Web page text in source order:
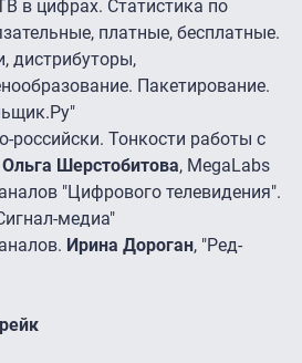
в цифрах. Статистика по
платные, бесплатные.
дистрибуторы,
Пакетирование.
российски. Тонкости работы с
Ольга Шерстобитова, MegaLabs
"Цифрового телевидения".
медиа"
Ирина Дороган, "Ред-